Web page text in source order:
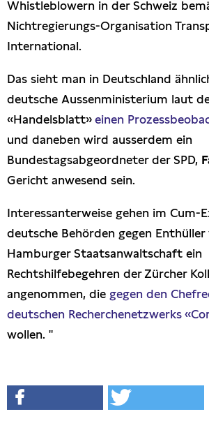
Whistleblowern in der Schweiz
Nichtregierungs-Organisation
International.
Das sieht man in Deutschland
deutsche Aussenministerium laut
«Handelsblatt» einen
und daneben wird ausserdem ein
Bundestagsabgeordneter der SPD,
Gericht anwesend sein.
Interessanterweise gehen im Cum-
deutsche Behörden gegen
Hamburger Staatsanwaltschaft ein
Rechtshilfebegehren der Zürcher
angenommen, die gegen den
deutschen Recherchenetzwerks
wollen. "